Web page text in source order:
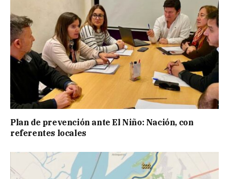
Plan de prevención ante El Niño: Nación, con
referentes locales